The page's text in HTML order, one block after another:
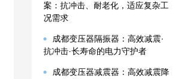
案：抗冲击、耐老化，适应复杂工
况需求
成都变压器隔振器：高效减震·
抗冲击·长寿命的电力守护者
成都变压器减震器：高效减震降